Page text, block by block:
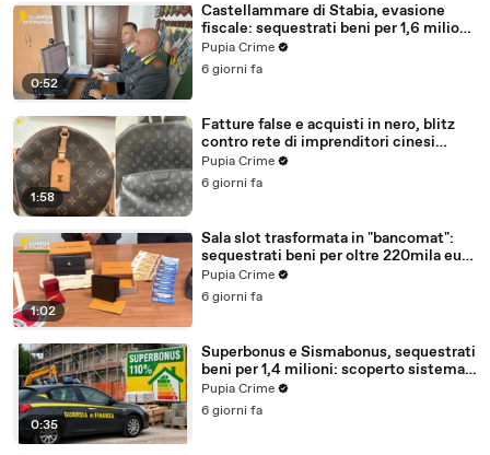
0:52
Castellammare di Stabia, evasione
fiscale: sequestrati beni per 1,6 milioni
ad un consorzio navale (29.07.26)
Pupia Crime
6 giorni fa
1:58
Fatture false e acquisti in nero, blitz
contro rete di imprenditori cinesi
sequestri per 8,5 milioni (29.07.26)
Pupia Crime
6 giorni fa
1:02
Sala slot trasformata in "bancomat":
sequestrati beni per oltre 220mila euro
a due coniugi (29.07.26)
Pupia Crime
6 giorni fa
0:35
Superbonus e Sismabonus, sequestrati
beni per 1,4 milioni: scoperto sistema
con false abitazioni (29.07.26)
Pupia Crime
6 giorni fa